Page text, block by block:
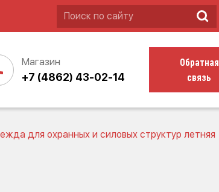
Магазин
+7 (4862) 43-02-14
Обратная
связь
для охранных и силовых структур летняя